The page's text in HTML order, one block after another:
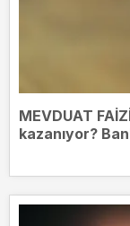
MEVDUAT
kazanıyor?